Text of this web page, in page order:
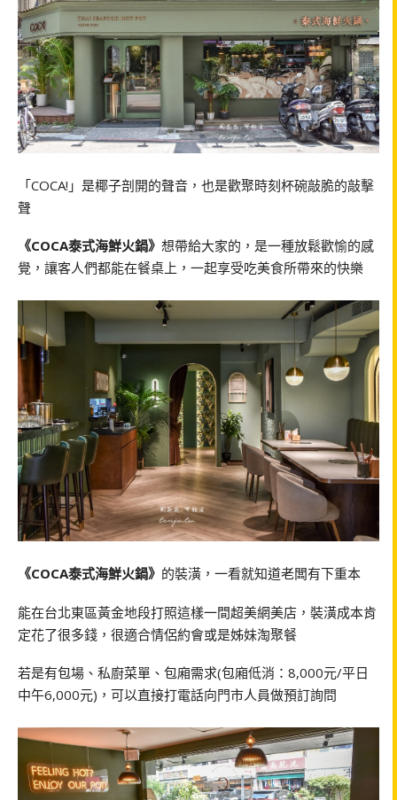
「COCA!」是椰子剖開的聲音，也是歡聚時刻杯碗敲脆的敲擊
聲
《COCA泰式海鮮火鍋》 想帶給大家的，是一種放鬆歡愉的感
覺，讓客人們都能在餐桌上，一起享受吃美食所帶來的快樂
《COCA泰式海鮮火鍋》 的裝潢，一看就知道老闆有下重本
能在台北東區黃金地段打照這樣一間超美網美店，裝潢成本肯
定花了很多錢，很適合情侶約會或是姊妹淘聚餐
若是有包場、私廚菜單、包廂需求(包廂低消：8,000元/平日
中午6,000元)，可以直接打電話向門市人員做預訂詢問